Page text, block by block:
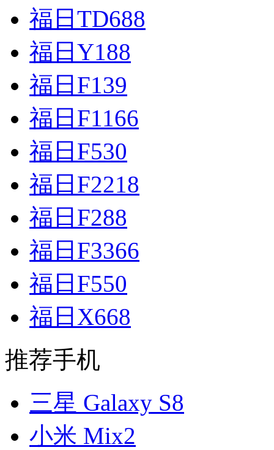
福日TD688
福日Y188
福日F139
福日F1166
福日F530
福日F2218
福日F288
福日F3366
福日F550
福日X668
推荐手机
三星 Galaxy S8
小米 Mix2